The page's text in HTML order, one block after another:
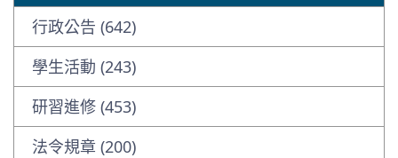
行政公告 (642)
學生活動 (243)
研習進修 (453)
法令規章 (200)